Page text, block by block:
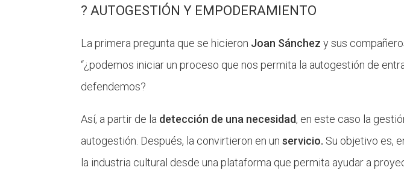
? AUTOGESTIÓN Y EMPODERAMIENTO
La primera pregunta que se hicieron Joan Sánchez y sus
“¿podemos iniciar un proceso que nos permita la autogestión de
defendemos?
Así, a partir de la detección de una necesidad, en este caso la
autogestión. Después, la convirtieron en unservicio. Su objetivo es,
la industria cultural desde una plataforma que permita ayudar a